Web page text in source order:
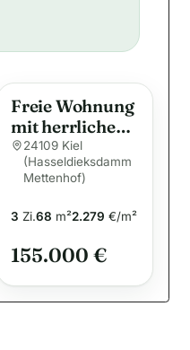
Freie Wohnung
mit herrlichem
Ausblick nahe
Melsdorf
24109 Kiel
(Hasseldieksdamm
Mettenhof)
3 Zi.68 m²2.279 €/m²
155.000 €